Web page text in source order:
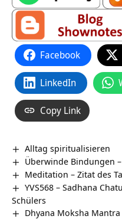
Facebook
LinkedIn
Copy Link
Alltag spiritualisieren
Überwinde Bindungen
Meditation – Zitat des
YVS568 – Sadhana
Schülers
Dhyana Moksha Mantra